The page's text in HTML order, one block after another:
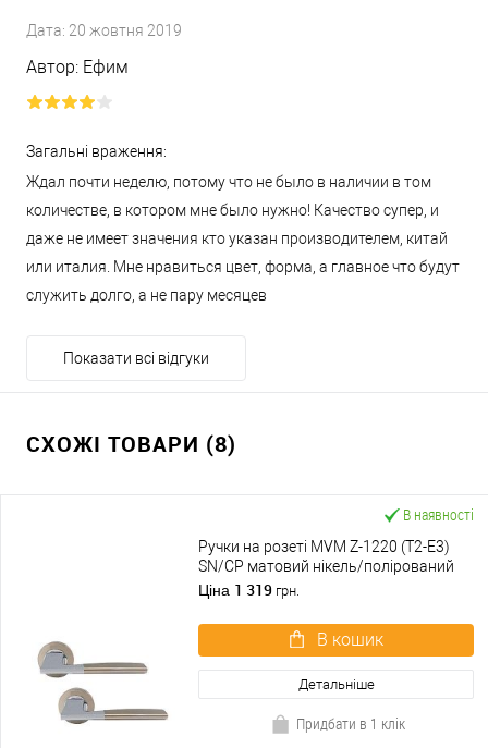
Дата: 20 жовтня 2019
Автор: Ефим
Загальні враження:
Ждал почти неделю, потому что не было в наличии в том
количестве, в котором мне было нужно! Качество супер, и
даже не имеет значения кто указан производителем, китай
или италия. Мне нравиться цвет, форма, а главное что будут
служить долго, а не пару месяцев
Показати всі відгуки
СХОЖІ ТОВАРИ (8)
В наявності
Ручки на розеті MVM Z-1220 (T2-E3)
SN/CP матовий нікель/полірований
хром
Ціна 1 319 грн.
В кошик
Детальніше
Придбати в 1 клік